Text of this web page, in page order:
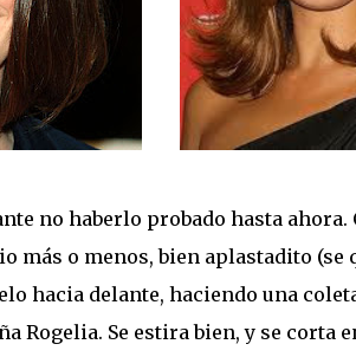
no haberlo probado hasta
más o menos, bien aplastadito (se
hacia delante, haciendo una
Rogelia. Se estira bien, y se corta